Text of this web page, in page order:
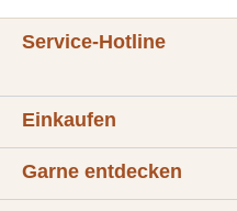
Service-Hotline
Einkaufen
Garne entdecken